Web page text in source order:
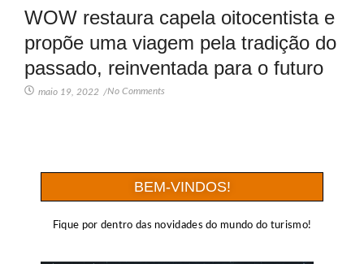
WOW restaura capela oitocentista e
propõe uma viagem pela tradição do
passado, reinventada para o futuro
maio 19, 2022 /No Comments
BEM-VINDOS!
Fique por dentro das novidades do mundo do turismo!